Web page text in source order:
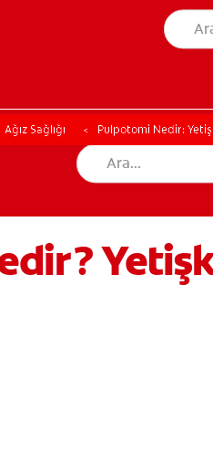
Ağız Sağlığı Pulpotomi Nedir: